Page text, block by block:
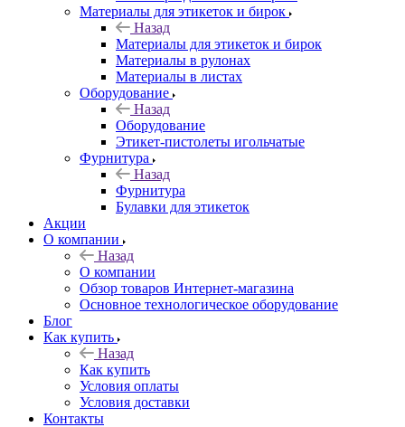
Материалы для этикеток и бирок
Назад
Материалы для этикеток и бирок
Материалы в рулонах
Материалы в листах
Оборудование
Назад
Оборудование
Этикет-пистолеты игольчатые
Фурнитура
Назад
Фурнитура
Булавки для этикеток
Акции
О компании
Назад
О компании
Обзор товаров Интернет-магазина
Основное технологическое оборудование
Блог
Как купить
Назад
Как купить
Условия оплаты
Условия доставки
Контакты